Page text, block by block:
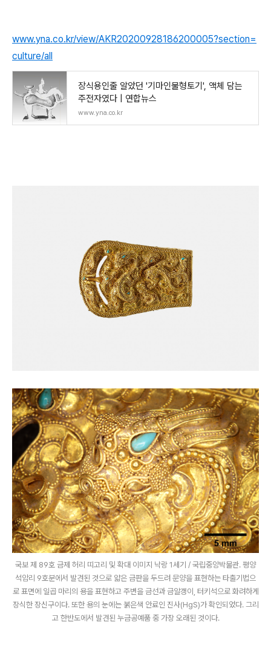
www.yna.co.kr/view/AKR20200928186200005?section=
culture/all
장식용인줄 알았던 '기마인물형토기', 액체 담는
주전자였다 | 연합뉴스
www.yna.co.kr
국보 제 89호 금제 허리 띠고리 및 확대 이미지 낙랑 1세기 / 국립중앙박물관. 평양
석암리 9호분에서 발견된 것으로 얇은 금판을 두드려 문양을 표현하는 타출기법으
로 표면에 일곱 마리의 용을 표현하고 주변을 금선과 금알갱이, 터키석으로 화려하게
장식한 장신구이다. 또한 용의 눈에는 붉은색 안료인 진사(HgS)가 확인되었다. 그리
고 한반도에서 발견된 누금공예품 중 가장 오래된 것이다.